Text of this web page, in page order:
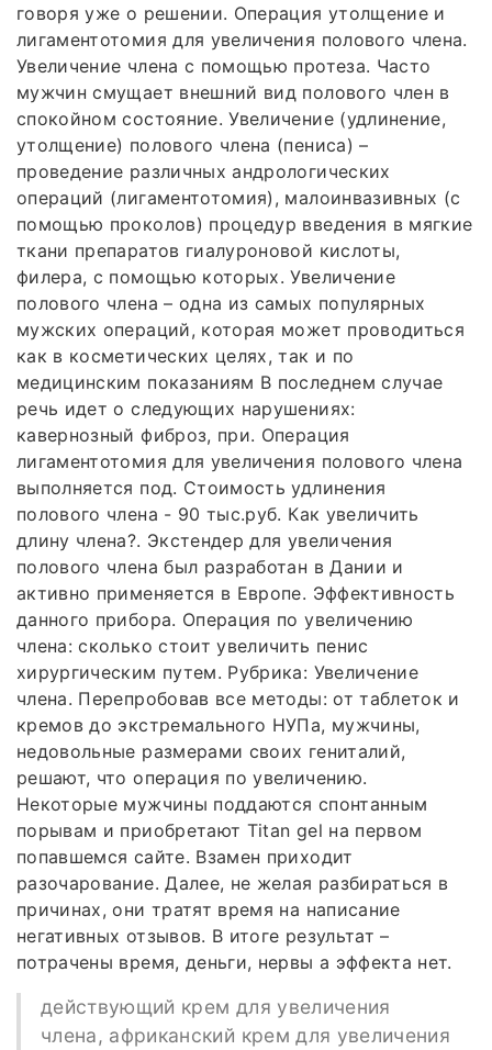
говоря уже о решении. Операция утолщение и
лигаментотомия для увеличения полового члена.
Увеличение члена с помощью протеза. Часто
мужчин смущает внешний вид полового член в
спокойном состояние. Увеличение (удлинение,
утолщение) полового члена (пениса) –
проведение различных андрологических
операций (лигаментотомия), малоинвазивных (с
помощью проколов) процедур введения в мягкие
ткани препаратов гиалуроновой кислоты,
филера, с помощью которых. Увеличение
полового члена – одна из самых популярных
мужских операций, которая может проводиться
как в косметических целях, так и по
медицинским показаниям В последнем случае
речь идет о следующих нарушениях:
кавернозный фиброз, при. Операция
лигаментотомия для увеличения полового члена
выполняется под. Стоимость удлинения
полового члена - 90 тыс.руб. Как увеличить
длину члена?. Экстендер для увеличения
полового члена был разработан в Дании и
активно применяется в Европе. Эффективность
данного прибора. Операция по увеличению
члена: сколько стоит увеличить пенис
хирургическим путем. Рубрика: Увеличение
члена. Перепробовав все методы: от таблеток и
кремов до экстремального НУПа, мужчины,
недовольные размерами своих гениталий,
решают, что операция по увеличению.
Некоторые мужчины поддаются спонтанным
порывам и приобретают Titan gel на первом
попавшемся сайте. Взамен приходит
разочарование. Далее, не желая разбираться в
причинах, они тратят время на написание
негативных отзывов. В итоге результат –
потрачены время, деньги, нервы а эффекта нет.
действующий крем для увеличения
члена, африканский крем для увеличения